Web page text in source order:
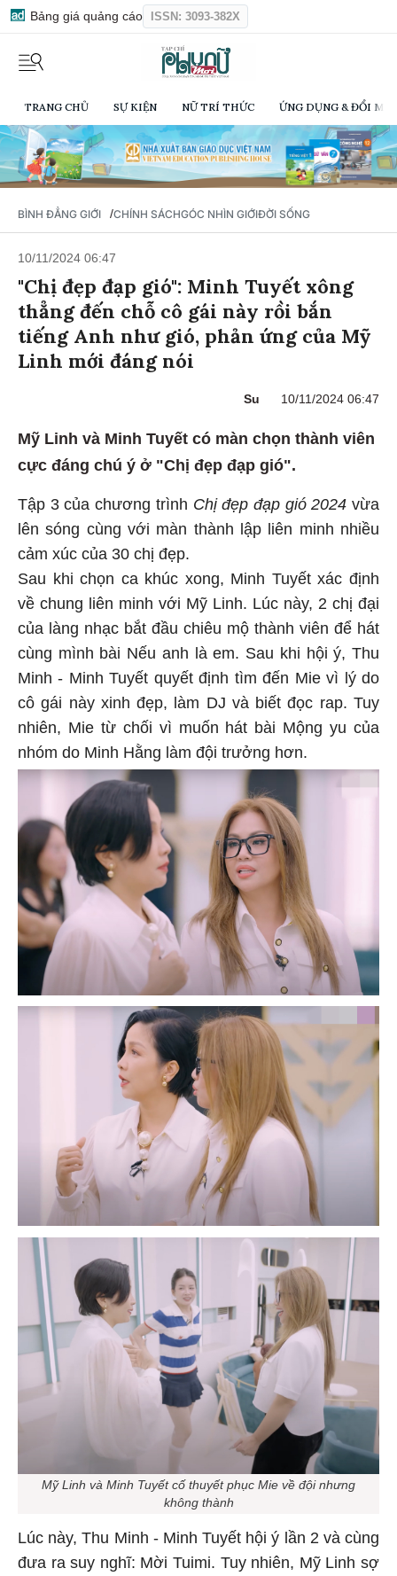
Bảng giá quảng cáo ISSN: 3093-382X
TRANG CHỦ SỰ KIỆN NỮ TRÍ THỨC ỨNG DỤNG & ĐỔI
BÌNH ĐẲNG GIỚI /CHÍNH SÁCHGÓC NHÌN GIỚIĐỜI SỐNG
10/11/2024 06:47
"Chị đẹp đạp gió": Minh Tuyết xông
thẳng đến chỗ cô gái này rồi bắn
tiếng Anh như gió, phản ứng của Mỹ
Linh mới đáng nói
Su 10/11/2024 06:47
Mỹ Linh và Minh Tuyết có màn chọn thành viên
cực đáng chú ý ở "Chị đẹp đạp gió".
Tập 3 của chương trình Chị đẹp đạp gió 2024 vừa
lên sóng cùng với màn thành lập liên minh nhiều
cảm xúc của 30 chị đẹp.
Sau khi chọn ca khúc xong, Minh Tuyết xác định
về chung liên minh với Mỹ Linh. Lúc này, 2 chị đại
của làng nhạc bắt đầu chiêu mộ thành viên để hát
cùng mình bài Nếu anh là em. Sau khi hội ý, Thu
Minh - Minh Tuyết quyết định tìm đến Mie vì lý do
cô gái này xinh đẹp, làm DJ và biết đọc rap. Tuy
nhiên, Mie từ chối vì muốn hát bài Mộng yu của
nhóm do Minh Hằng làm đội trưởng hơn.
Mỹ Linh và Minh Tuyết cố thuyết phục Mie về đội nhưng
không thành
Lúc này, Thu Minh - Minh Tuyết hội ý lần 2 và cùng
đưa ra suy nghĩ: Mời Tuimi. Tuy nhiên, Mỹ Linh sợ